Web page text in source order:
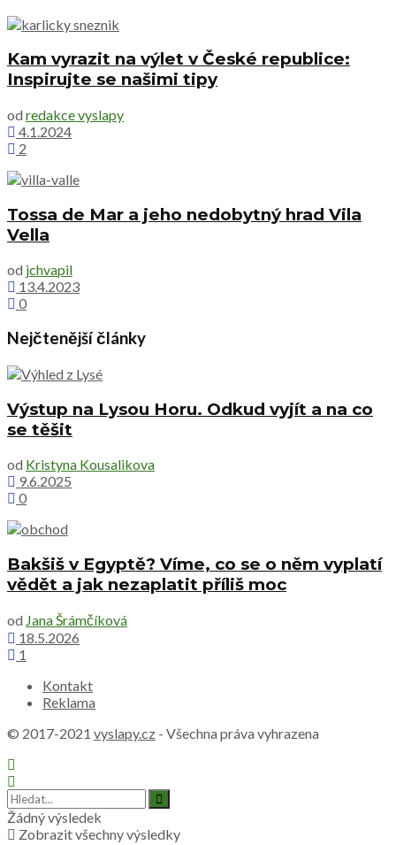
Kam vyrazit na výlet v České republice:
Inspirujte se našimi tipy
od redakce vyslapy
4.1.2024
2
Tossa de Mar a jeho nedobytný hrad Vila
Vella
od jchvapil
13.4.2023
0
Nejčtenější články
Výstup na Lysou Horu. Odkud vyjít a na co
se těšit
od Kristyna Kousalikova
9.6.2025
0
Bakšiš v Egyptě? Víme, co se o něm vyplatí
vědět a jak nezaplatit příliš moc
od Jana Šrámčíková
18.5.2026
1
Kontakt
Reklama
© 2017-2021 vyslapy.cz - Všechna práva vyhrazena
Žádný výsledek
Zobrazit všechny výsledky